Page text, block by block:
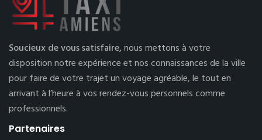
Soucieux de vous satisfaire,nous mettons à votre
disposition notre expérience et nos connaissances de la ville
pour faire de votre trajet un voyage agréable, le tout en
arrivant à l’heure à vos rendez-vous personnels comme
professionnels.
Partenaires